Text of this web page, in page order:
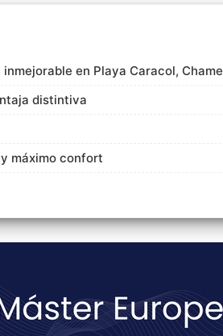
en Playa Caracol, Chame
distintiva
máximo confort